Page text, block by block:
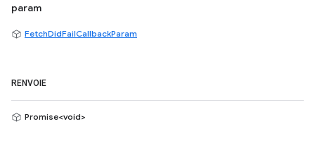
param
FetchDidFailCallbackParam
RENVOIE
Promise<void>